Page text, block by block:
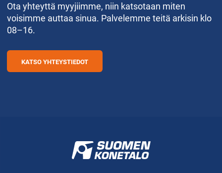
Ota yhteyttä myyjiimme, niin katsotaan miten
voisimme auttaa sinua. Palvelemme teitä arkisin klo
08–16.
KATSO YHTEYSTIEDOT